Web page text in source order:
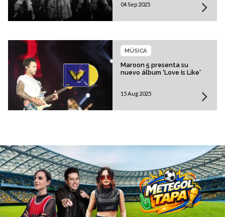
04 Sep 2025
Maroon 5 presenta su
nuevo álbum 'Love Is Like'
MÚSICA
15 Aug 2025